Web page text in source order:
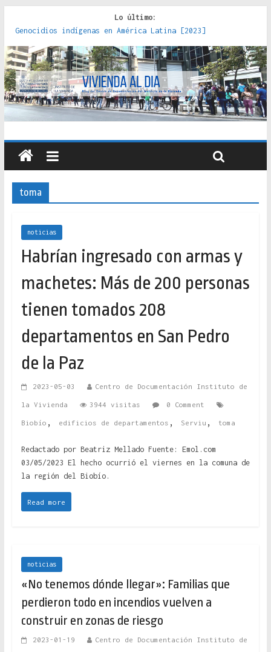
Lo último:
Genocidios indígenas en América Latina [2023]
Estudios sobre la espacialización de los Estados :
políticas, prácticas y representaciones [2022]
Donde el pedernal choca con el acero : hacia una teoría
crítica de las fronteras latinoamericanas [2020]
Criterios técnicos para una vivienda adecuada [2019]
Red de consultorios de la Caja del Seguro Obrero en
Santiago : un patrimonio emblemático [2014]
toma
noticias
Habrían ingresado con armas y
machetes: Más de 200 personas
tienen tomados 208
departamentos en San Pedro
de la Paz
2023-05-03 Centro de Documentación Instituto de
la Vivienda 3944 visitas 0 Comment
Biobío , edificios de departamentos , Serviu , toma
Redactado por Beatriz Mellado Fuente: Emol.com
03/05/2023 El hecho ocurrió el viernes en la comuna de
la región del Biobío.
Read more
noticias
«No tenemos dónde llegar»: Familias que
perdieron todo en incendios vuelven a
construir en zonas de riesgo
2023-01-19 Centro de Documentación Instituto de